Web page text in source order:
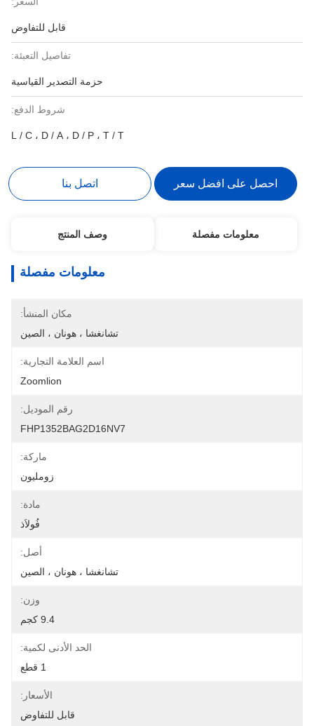
قابل للتفاوض
تفاصيل التعبئة:
حزمة التصدير القياسية
شروط الدفع:
L / C ، D / A ، D / P ، T / T
احصل على افضل سعر اتصل بنا
معلومات مفصلة وصف المنتج
معلومات مفصلة
مكان المنشأ:
تشانغشا ، هونان ، الصين
اسم العلامة التجارية:
Zoomlion
رقم الموديل:
FHP1352BAG2D16NV7
ماركة:
زومليون
مادة:
فُولاَذ
أصل:
تشانغشا ، هونان ، الصين
وزن:
9.4 كجم
الحد الأدنى لكمية:
1 قطع
الأسعار:
قابل للتفاوض